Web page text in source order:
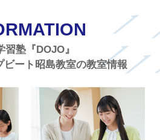
習塾『DOJO』
ビート昭島教室の教室情報